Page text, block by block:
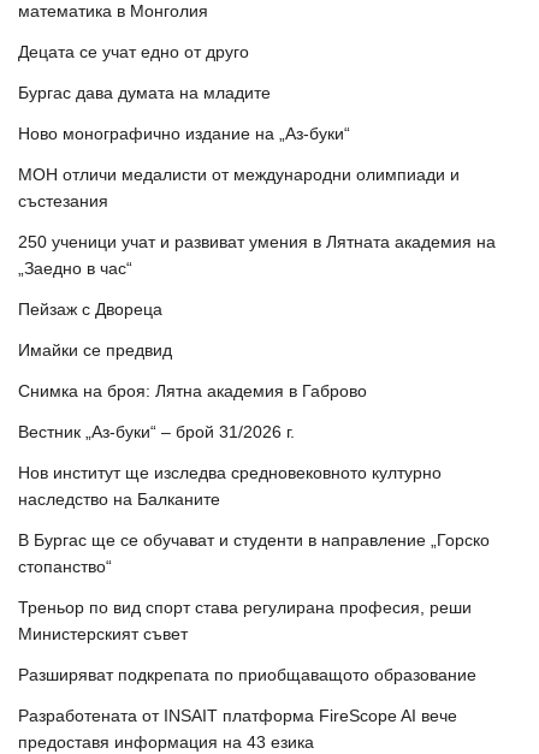
математика в Монголия
Децата се учат едно от друго
Бургас дава думата на младите
Ново монографично издание на „Аз-буки“
МОН отличи медалисти от международни олимпиади и
състезания
250 ученици учат и развиват умения в Лятната академия на
„Заедно в час“
Пейзаж с Двореца
Имайки се предвид
Снимка на броя: Лятна академия в Габрово
Вестник „Аз-буки“ – брой 31/2026 г.
Нов институт ще изследва средновековното културно
наследство на Балканите
В Бургас ще се обучават и студенти в направление „Горско
стопанство“
Треньор по вид спорт става регулирана професия, реши
Министерският съвет
Разширяват подкрепата по приобщаващото образование
Разработената от INSAIT платформа FireScope AI вече
предоставя информация на 43 езика